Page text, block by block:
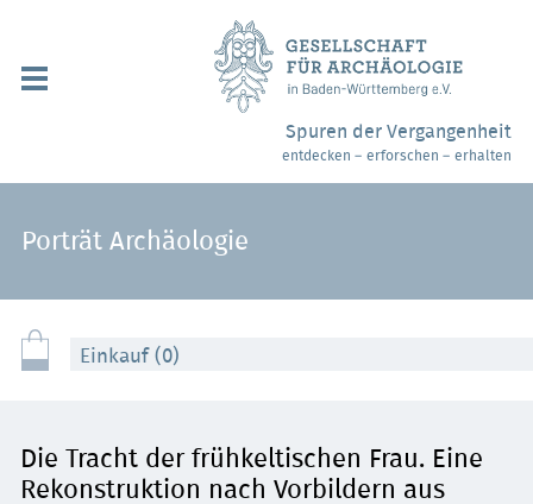
Über uns / Mitgliedschaft
Partner / Links
Webshop
Spuren der Vergangenheit
entdecken – erforschen – erhalten
Porträt Archäologie
Einkauf (0)
Die Tracht der frühkeltischen Frau. Eine
Rekonstruktion nach Vorbildern aus